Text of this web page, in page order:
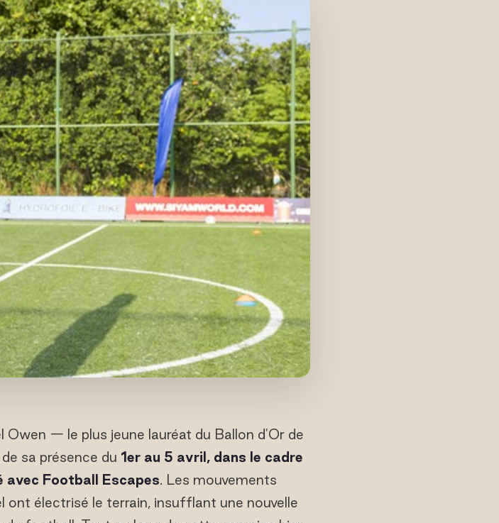
— le plus jeune lauréat du Ballon d'Or de
sa présence du 1er au 5 avril, dans le cadre
avec Football Escapes. Les mouvements
électrisé le terrain, insufflant une nouvelle